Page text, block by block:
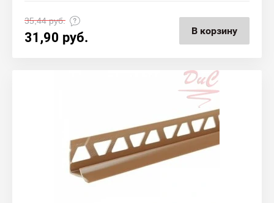
35,44руб.
31,90 руб. В корзину